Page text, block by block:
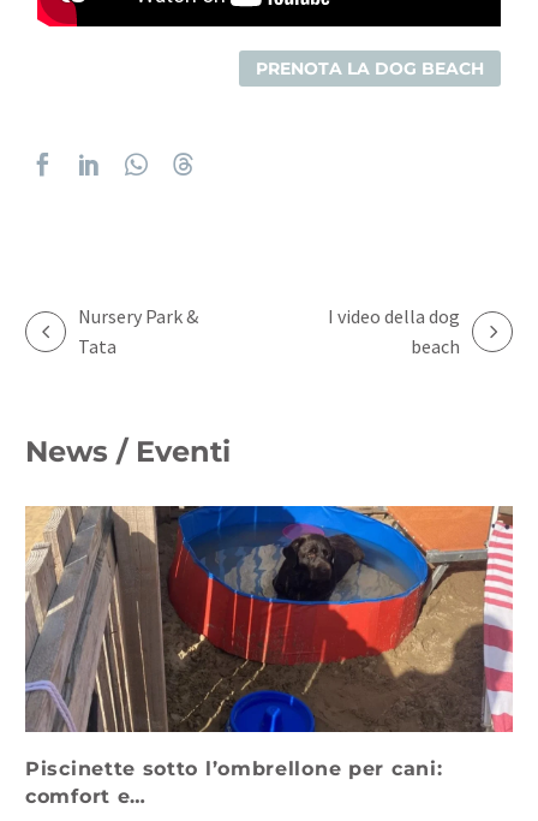
PRENOTA LA DOG BEACH
Nursery Park &
Tata
I video della dog
beach
News / Eventi
Piscinette sotto l’ombrellone per cani:
comfort e…